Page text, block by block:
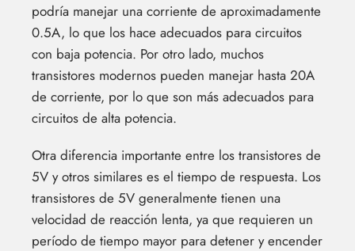
podría manejar una corriente de aproximadamente
0.5A, lo que los hace adecuados para circuitos
con baja potencia. Por otro lado, muchos
transistores modernos pueden manejar hasta 20A
de corriente, por lo que son más adecuados para
circuitos de alta potencia.
Otra diferencia importante entre los transistores de
5V y otros similares es el tiempo de respuesta. Los
transistores de 5V generalmente tienen una
velocidad de reacción lenta, ya que requieren un
período de tiempo mayor para detener y encender